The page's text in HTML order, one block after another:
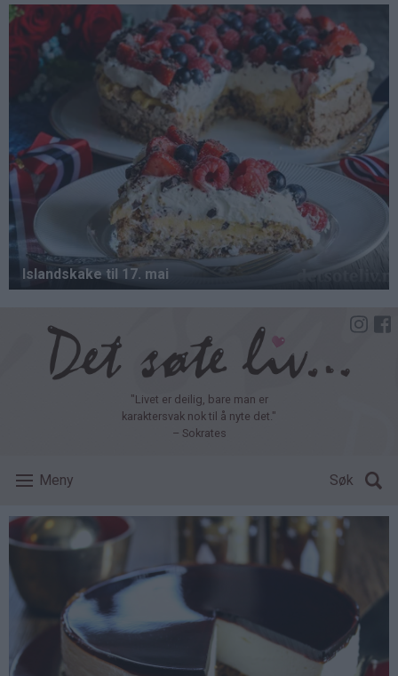
Hopp
hovedinnhold
"Livet er deilig, bare man er
karaktersvak nok til å nyte det."
– Sokrates
Meny Søk